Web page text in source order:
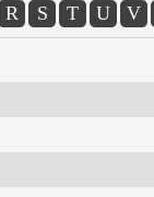
R S T U V